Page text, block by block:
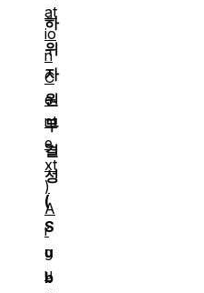
하
위
자
원
무
결
성
(
S
u
b
at
io
n
C
o
nt
e
xt
)
A
r
g
u